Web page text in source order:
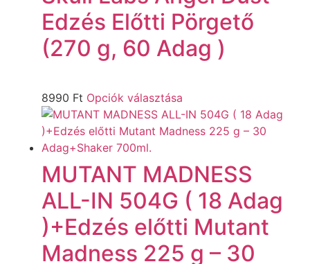
Edzés Előtti Pörgető
(270 g, 60 Adag )
8990 Ft Opciók választása
MUTANT MADNESS
ALL-IN 504G ( 18 Adag
)+Edzés előtti Mutant
Madness 225 g – 30